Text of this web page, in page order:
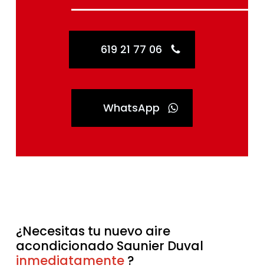
619 21 77 06
WhatsApp
¿Necesitas tu nuevo aire
acondicionado Saunier Duval
inmediatamente
sin esperas?